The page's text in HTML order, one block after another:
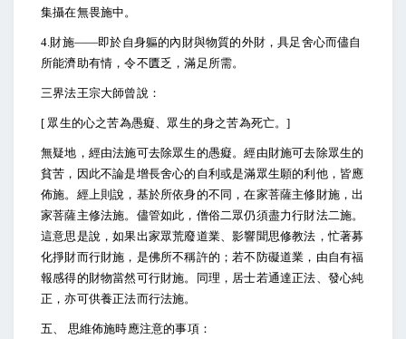
集攝在無畏施中。
4.財施――即於自身軀的內財與物質的外財，具足舍心而儘自
所能濟助有情，令不匱乏，滿足所需。
三界法王宗大師曾說：
[ 眾生的心之苦為愚癡、眾生的身之苦為死亡。]
無疑地，經由法施可去除眾生的愚癡。經由財施可去除眾生的
貧苦，因此不論是增長舍心的自利或是滿眾生願的利他，皆應
佈施。經上則說，基於所依身的不同，在家菩薩主修財施，出
家菩薩主修法施。儘管如此，僧俗二眾仍須盡力行財法二施。
這意思是說，如果出家眾荒廢道業、影響聞思修教法，忙著募
化掙財而行財施，是佛所不稱許的；若不防礙道業，由自有福
報感得的財物當然可行財施。同理，居士若通達正法、發心純
正，亦可供養正法而行法施。
五、 思維佈施時應注意的事項：